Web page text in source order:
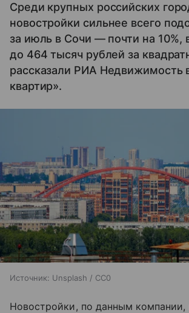
Среди крупных российских
новостройки сильнее всего
за июль в Сочи — почти на 10%,
до 464 тысяч рублей за
рассказали РИА Недвижимость
квартир».
Источник: Unsplash / CC0
Новостройки, по данным